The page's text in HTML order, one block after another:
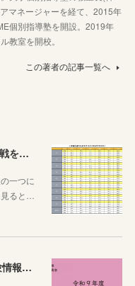
マネージャーを経て、2015年
個別指導塾を開設。2019年
教室を開校。
この著者の記事一覧へ
入試偏差値別の各科目の得点を見て作戦を練ろう！
一つに
見ると…
2027年度神奈川県公立高校入試の受験情報のまとめ【実施要項・募集案内等】